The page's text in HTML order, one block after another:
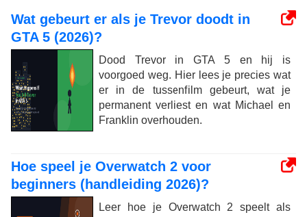
t
n
Wat gebeurt er als je Trevor doodt in
GTA 5 (2026)?
Dood Trevor in GTA 5 en hij is
voorgoed weg. Hier lees je precies wat
er in de tussenfilm gebeurt, wat je
permanent verliest en wat Michael en
Franklin overhouden.
Hoe speel je Overwatch 2 voor
beginners (handleiding 2026)?
Leer hoe je Overwatch 2 speelt als